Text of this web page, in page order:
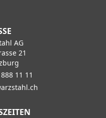
AG
21
11 11